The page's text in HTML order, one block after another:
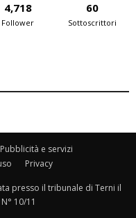
4,718
Follower
60
Sottoscrittori
Pubblicità e servizi
Privacy
presso il tribunale di Terni il
10/11